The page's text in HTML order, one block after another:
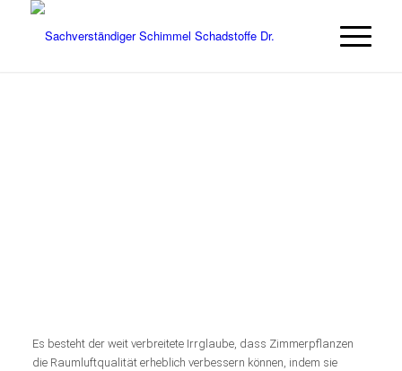
Es besteht der weit verbreitete Irrglaube, dass Zimmerpflanzen
die Raumluftqualität erheblich verbessern können, indem sie